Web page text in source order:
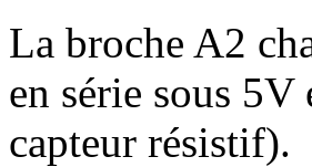
La broche A2
en série sous
capteur résistif).